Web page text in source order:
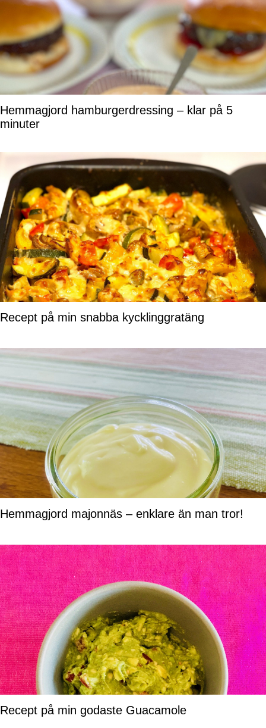
Hemmagjord hamburgerdressing – klar på 5
minuter
Recept på min snabba kycklinggratäng
Hemmagjord majonnäs – enklare än man tror!
Recept på min godaste Guacamole